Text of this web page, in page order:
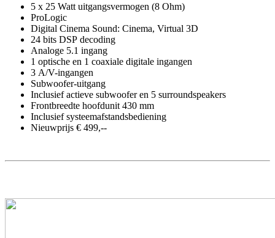
5 x 25 Watt uitgangsvermogen (8 Ohm)
ProLogic
Digital Cinema Sound: Cinema, Virtual 3D
24 bits DSP decoding
Analoge 5.1 ingang
1 optische en 1 coaxiale digitale ingangen
3 A/V-ingangen
Subwoofer-uitgang
Inclusief actieve subwoofer en 5 surroundspeakers
Frontbreedte hoofdunit 430 mm
Inclusief systeemafstandsbediening
Nieuwprijs € 499,--